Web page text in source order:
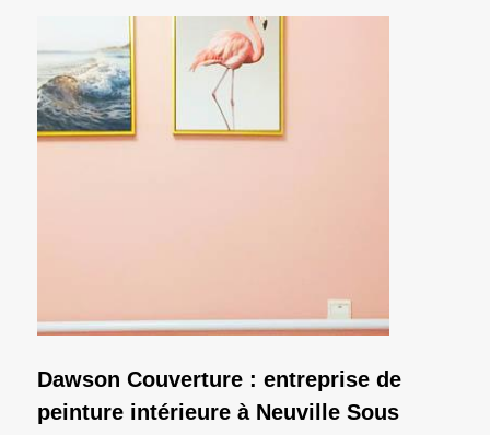
Dawson Couverture : entreprise de
peinture intérieure à Neuville Sous